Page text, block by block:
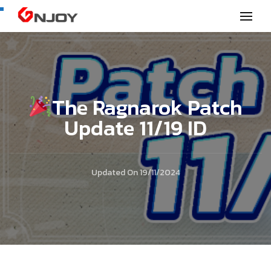
GNjoy mobile news
The Ragnarok Patch
Update 11/19 ID
Updated On19/11/2024